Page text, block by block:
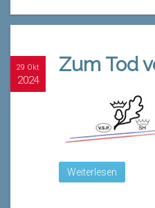
29 Okt
2024
Zum Tod
Weiterlesen